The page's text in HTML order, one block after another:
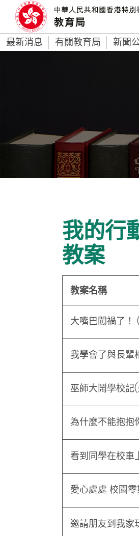
最新消息 有關教育局 新聞
我的行
教案
教案名稱
大嘴巴闖禍了！
我學會了與長輩
巫師大鬧學校記
為什麼不能抱抱
看到同學在校車
愛心處處 校園零
邀請朋友到我家